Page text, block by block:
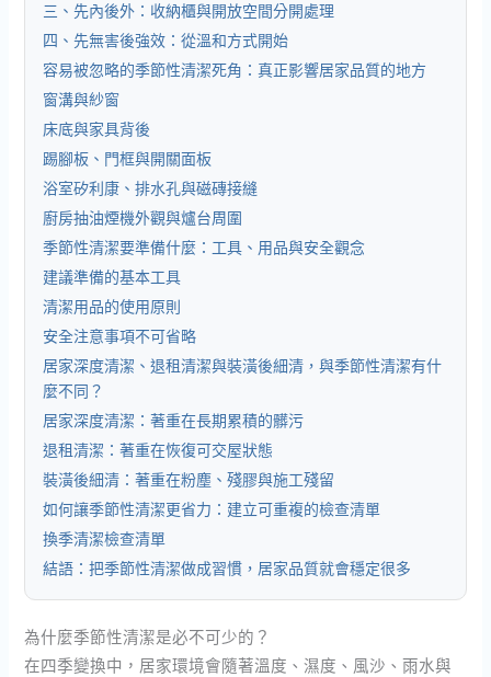
三、先內後外：收納櫃與開放空間分開處理
四、先無害後強效：從溫和方式開始
容易被忽略的季節性清潔死角：真正影響居家品質的地方
窗溝與紗窗
床底與家具背後
踢腳板、門框與開關面板
浴室矽利康、排水孔與磁磚接縫
廚房抽油煙機外觀與爐台周圍
季節性清潔要準備什麼：工具、用品與安全觀念
建議準備的基本工具
清潔用品的使用原則
安全注意事項不可省略
居家深度清潔、退租清潔與裝潢後細清，與季節性清潔有什
麼不同？
居家深度清潔：著重在長期累積的髒污
退租清潔：著重在恢復可交屋狀態
裝潢後細清：著重在粉塵、殘膠與施工殘留
如何讓季節性清潔更省力：建立可重複的檢查清單
換季清潔檢查清單
結語：把季節性清潔做成習慣，居家品質就會穩定很多
為什麼季節性清潔是必不可少的？
在四季變換中，居家環境會隨著溫度、濕度、風沙、雨水與